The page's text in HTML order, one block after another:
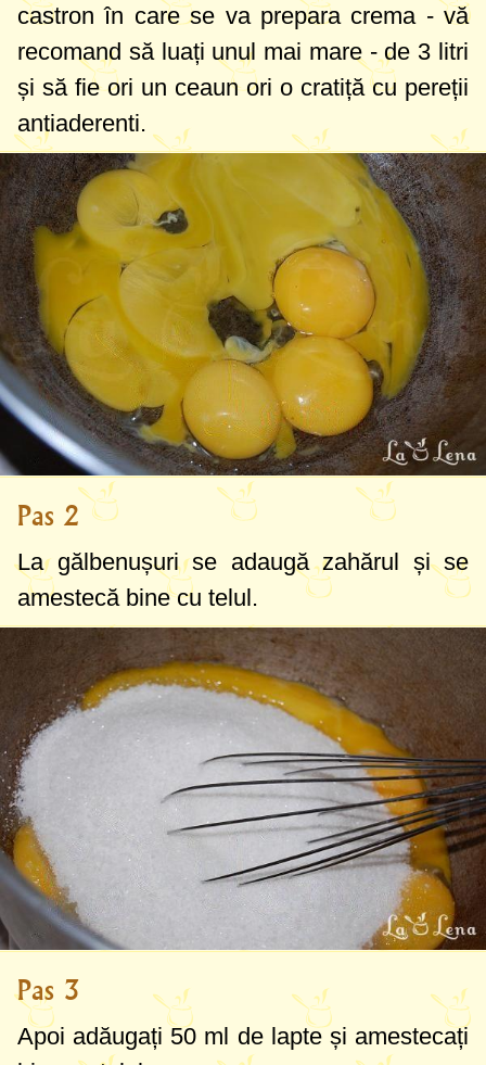
castron în care se va prepara crema - vă
recomand să luați unul mai mare - de 3 litri
și să fie ori un ceaun ori o cratiță cu pereții
antiaderenti.
Pas 2
La gălbenușuri se adaugă zahărul și se
amestecă bine cu telul.
Pas 3
Apoi adăugați 50 ml de lapte și amestecați